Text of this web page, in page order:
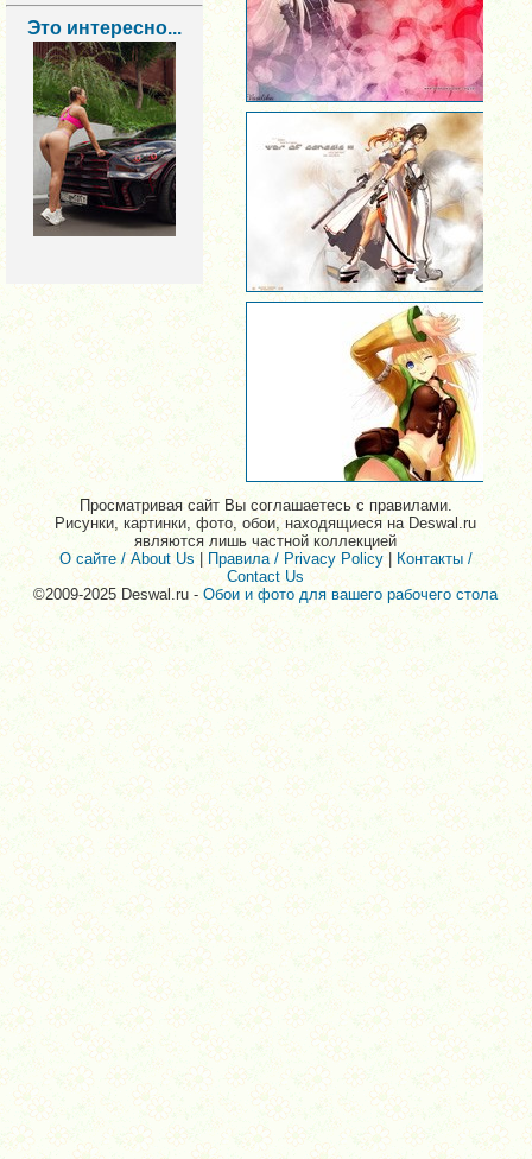
Это интересно...
Просматривая сайт Вы соглашаетесь с правилами.
Рисунки, картинки, фото, обои, находящиеся на Deswal.ru
являются лишь частной коллекцией
О сайте / About Us
Правила / Privacy Policy| Контакты /
Contact Us
©2009-2025 Deswal.ru -Обои и фото для вашего рабочего стола